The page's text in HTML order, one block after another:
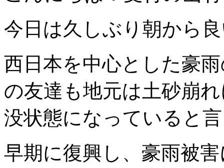
今日は久しぶり朝から
西日本を中心とした豪
の友達も地元は土砂崩
没状態になっていると
早期に復興し、豪雨被